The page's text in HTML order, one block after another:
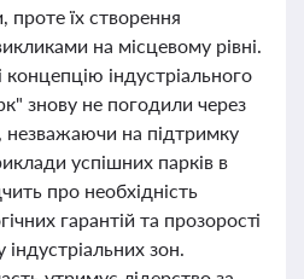
проте їх створення
на місцевому рівні.
індустріального
знову не погодили через
незважаючи на підтримку
успішних парків в
про необхідність
гарантій та прозорості
зон.